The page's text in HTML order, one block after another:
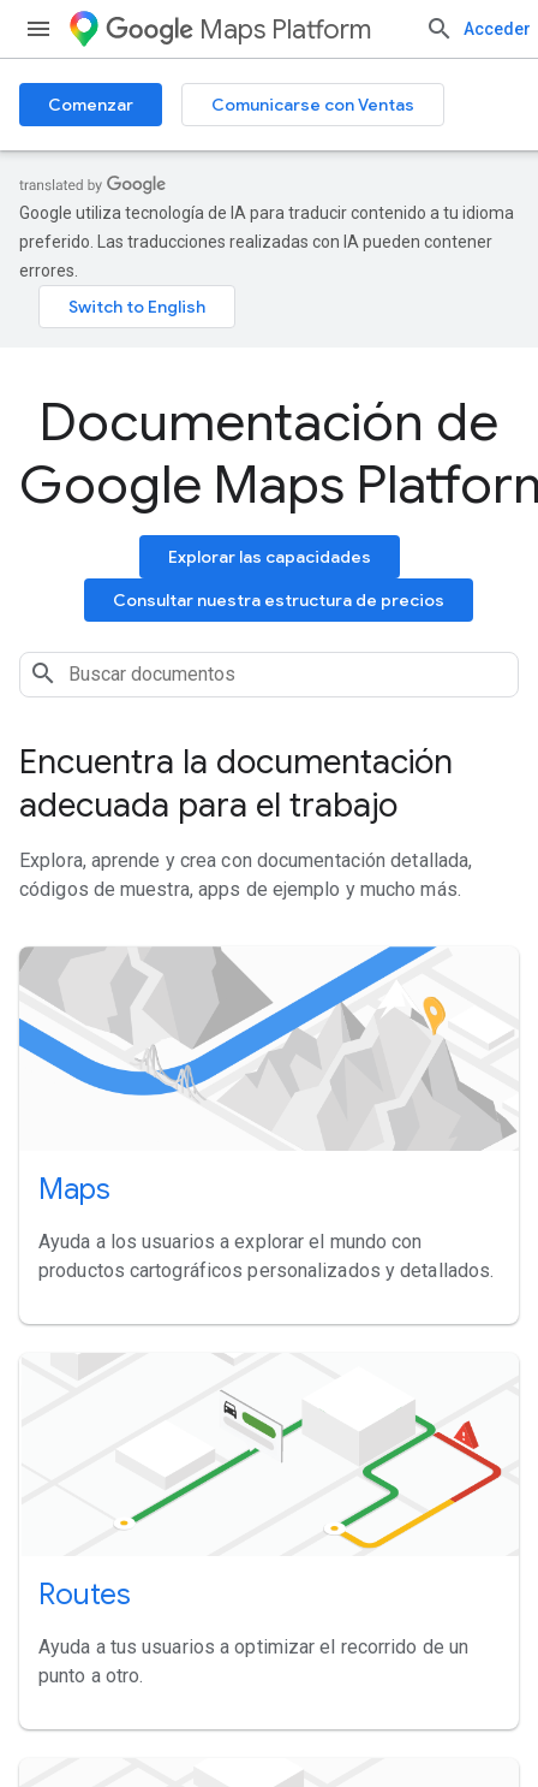
Maps Platform Acceder
Comenzar Comunicarse con Ventas
Google utiliza tecnología de IA para traducir contenido a tu idioma
preferido. Las traducciones realizadas con IA pueden contener
errores.
Documentación de
Google Maps
Explorar las capacidades
Consultar nuestra estructura de precios
Encuentra la documentación
adecuada para el trabajo
Explora, aprende y crea con documentación detallada,
códigos de muestra, apps de ejemplo y mucho más.
Maps
Ayuda a los usuarios a explorar el mundo con
productos cartográficos personalizados y detallados.
Routes
Ayuda a tus usuarios a optimizar el recorrido de un
punto a otro.